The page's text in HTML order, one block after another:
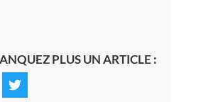
PLUS UN ARTICLE :